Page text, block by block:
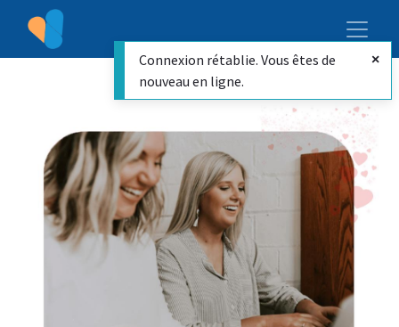
Connexion rétablie. Vous êtes de
nouveau en ligne.